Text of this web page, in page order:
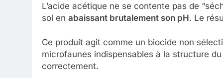
L’acide acétique ne se contente pas de
sol en abaissant brutalement son pH. Le
Ce produit agit comme un biocide non
microfaunes indispensables à la structure
correctement.